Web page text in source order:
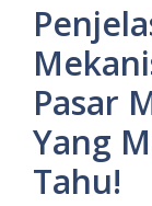
Pasar
Yang
Tahu!